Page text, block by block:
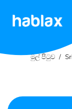
මුල් පිටුව